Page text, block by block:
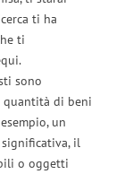
ti ha
ti
sono
quantità di beni
un
il
o oggetti